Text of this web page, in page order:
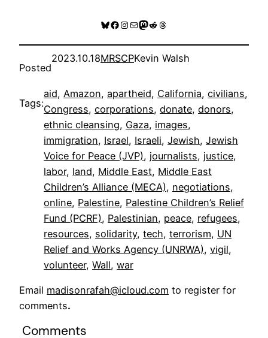
Bluesky
Facebook
Instagram
MailMastodon
RedditThreads
Posted
2023.10.18MRSCPKevin Walsh
Tags:
aid, Amazon, apartheid, California, civilians
Congress, corporations, donate, donors
ethnic cleansing, Gaza, images
immigration, Israel, Israeli, Jewish, Jewish
Voice for Peace (JVP), journalists, justice
labor, land, Middle East, Middle East
Children’s Alliance (MECA), negotiations
online, Palestine, Palestine Children’s Relief
Fund (PCRF), Palestinian, peace, refugees
resources, solidarity, tech, terrorism, UN
Relief and Works Agency (UNRWA), vigil
volunteer, Wall, war
Email madisonrafah@icloud.com to register for
comments.
Comments